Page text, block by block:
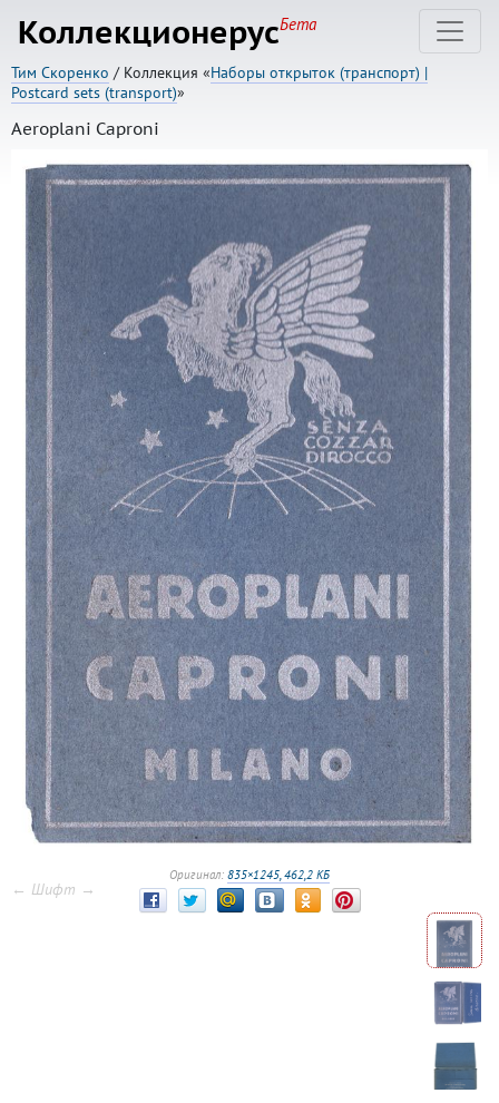
КоллекционерусБета
Тим Скоренко / Коллекция «Наборы открыток (транспорт) |
Postcard sets (transport)»
Aeroplani Caproni
Оригинал: 835×1245, 462,2 КБ
← Шифт →